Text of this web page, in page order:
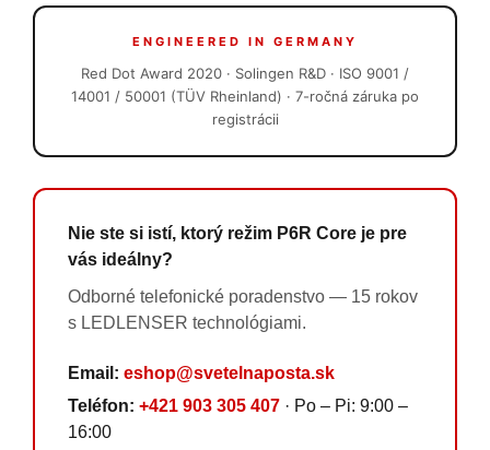
ENGINEERED IN GERMANY
Red Dot Award 2020 · Solingen R&D · ISO 9001 /
14001 / 50001 (TÜV Rheinland) · 7-ročná záruka po
registrácii
Nie ste si istí, ktorý režim P6R Core je pre
vás ideálny?
Odborné telefonické poradenstvo — 15 rokov
s LEDLENSER technológiami.
Email: eshop@svetelnaposta.sk
Teléfon: +421 903 305 407 · Po – Pi: 9:00 –
16:00